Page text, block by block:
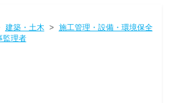
建築・土木 > 施工管理・設備・環境保全
監理者